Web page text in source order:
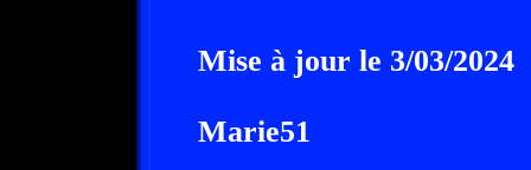
Mise à jour le 3/03/2024
Marie51